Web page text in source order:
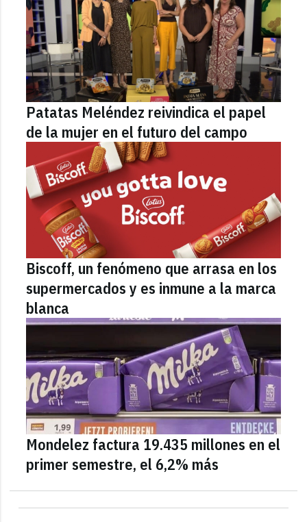
Patatas Meléndez reivindica el papel
de la mujer en el futuro del campo
Biscoff, un fenómeno que arrasa en los
supermercados y es inmune a la marca
blanca
Mondelez factura 19.435 millones en el
primer semestre, el 6,2% más